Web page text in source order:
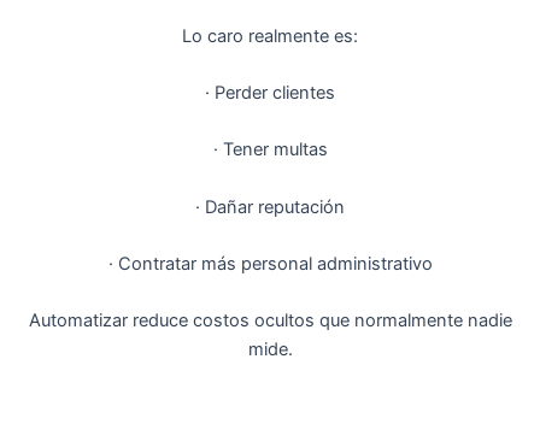
Lo caro realmente es:
· Perder clientes
· Tener multas
· Dañar reputación
· Contratar más personal administrativo
Automatizar reduce costos ocultos que normalmente nadie
mide.